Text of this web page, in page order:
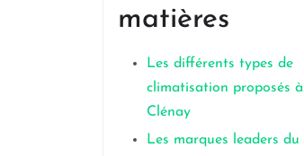
matières
Les différents types de
climatisation proposés à
Clénay
Les marques leaders du